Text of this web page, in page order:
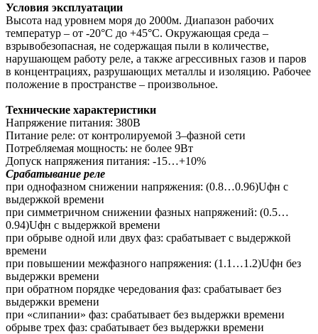
Условия эксплуатации
Высота над уровнем моря до 2000м. Диапазон рабочих
температур – от -20°С до +45°С. Окружающая среда –
взрывобезопасная, не содержащая пыли в количестве,
нарушающем работу реле, а также агрессивных газов и паров
в концентрациях, разрушающих металлы и изоляцию. Рабочее
положение в пространстве – произвольное.
Технические характеристики
Напряжение питания: 380В
Питание реле: от контролируемой 3–фазной сети
Потребляемая мощность: не более 9Вт
Допуск напряжения питания: -15…+10%
Срабатывание реле
при однофазном снижении напряжения: (0.8…0.96)Uфн с
выдержкой времени
при симметричном снижении фазных напряжений: (0.5…
0.94)Uфн с выдержкой времени
при обрыве одной или двух фаз: срабатывает с выдержкой
времени
при повышении межфазного напряжения: (1.1…1.2)Uфн без
выдержки времени
при обратном порядке чередования фаз: срабатывает без
выдержки времени
при «слипании» фаз: срабатывает без выдержки времени
обрыве трех фаз: срабатывает без выдержки времени